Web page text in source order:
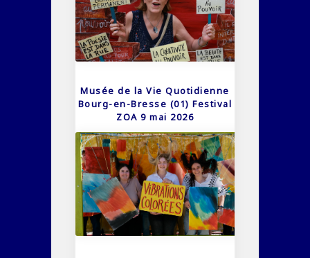
Musée de la Vie Quotidienne
Bourg-en-Bresse (01) Festival
ZOA 9 mai 2026